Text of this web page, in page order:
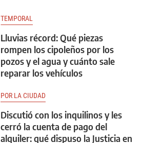
TEMPORAL
Lluvias récord: Qué piezas
rompen los cipoleños por los
pozos y el agua y cuánto sale
reparar los vehículos
POR LA CIUDAD
Discutió con los inquilinos y les
cerró la cuenta de pago del
alquiler: qué dispuso la Justicia en